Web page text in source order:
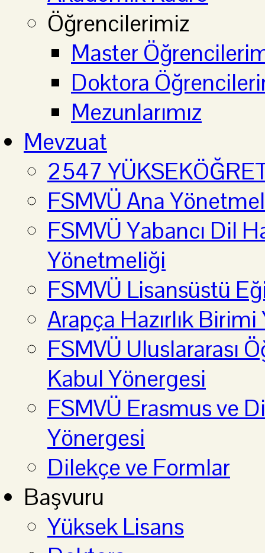
Öğrencilerimiz
Master
Doktora
Mezunlarımız
Mevzuat
2547
FSMVÜ Ana
FSMVÜ Yabancı Dil
Yönetmeliği
FSMVÜ Lisansüstü
Arapça Hazırlık
FSMVÜ Uluslararası
Kabul Yönergesi
FSMVÜ Erasmus ve
Yönergesi
Dilekçe ve Formlar
Başvuru
Yüksek Lisans